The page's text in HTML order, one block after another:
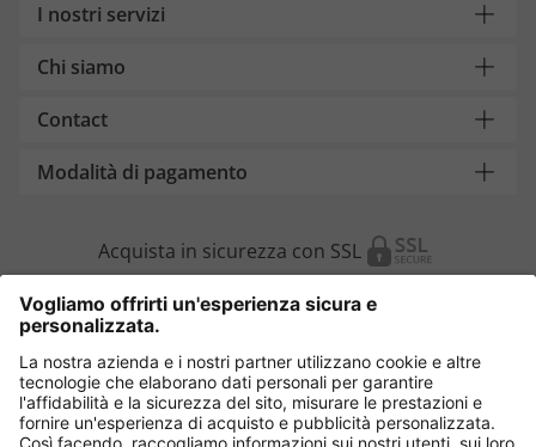
I nostri servizi
Chi siamo
Contact
Modalità di pagamento
Acquista in sicurezza con SSL
Cambia Paese
Italia